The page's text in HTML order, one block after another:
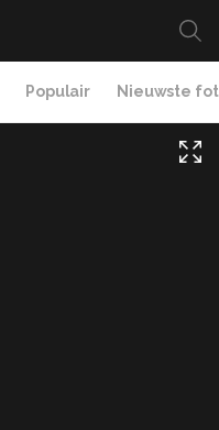
Populair Nieuwste